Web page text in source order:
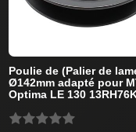
Poulie de (Palier de
Ø142mm adapté pour
Optima LE 130